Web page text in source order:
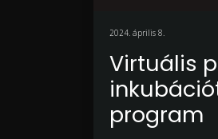
2024. április 8.
Virtuális
program